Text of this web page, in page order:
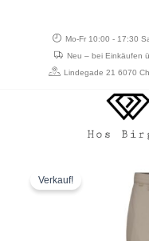
Mo-Fr 10:00 - 17:30
Neu – bei Einkäufen
Lindegade 21 6070
Verkauf!
€ 107,04
bomulds
buks